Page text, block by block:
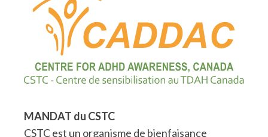
MANDAT du CSTC
CSTC est un organisme de bienfaisance